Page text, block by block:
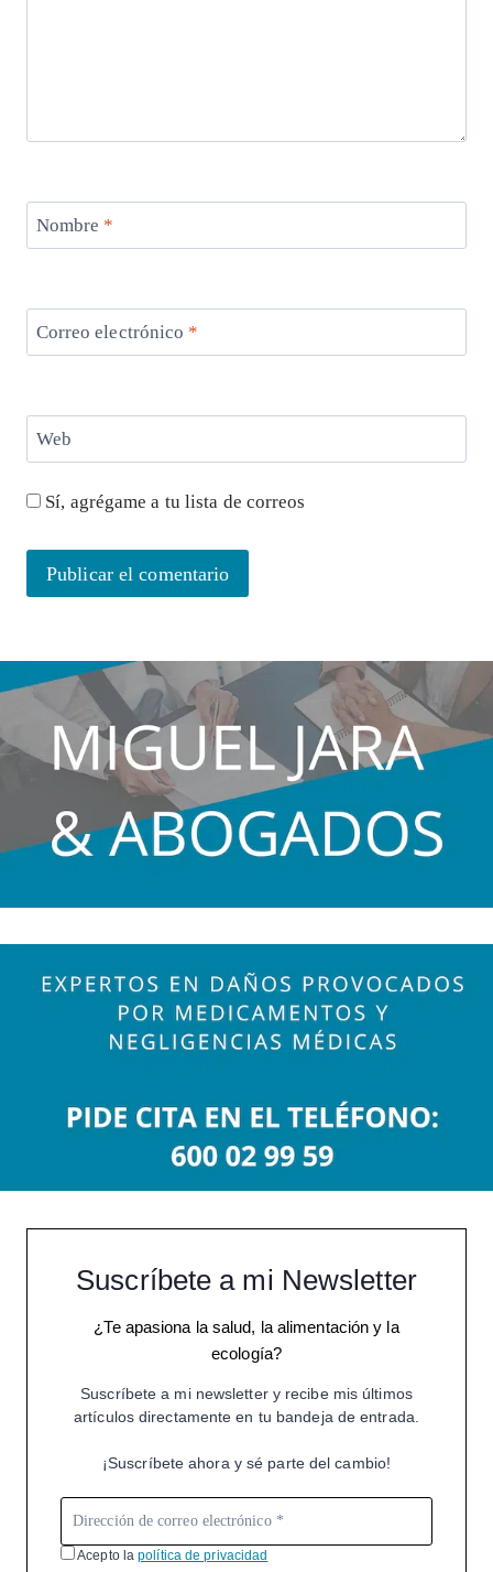
Nombre *
Correo electrónico *
Web
Sí, agrégame a tu lista de correos
Suscríbete a mi Newsletter
¿Te apasiona la salud, la alimentación y la
ecología?
Suscríbete a mi newsletter y recibe mis últimos
artículos directamente en tu bandeja de entrada.
¡Suscríbete ahora y sé parte del cambio!
Acepto lapolítica de privacidad